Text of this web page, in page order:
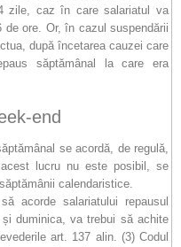
zile, caz în care salariatul va
de ore. Or, în cazul suspendării
după încetarea cauzei care
săptămânal la care era
end
se acordă, de regulă,
lucru nu este posibil, se
calendaristice.
acorde salariatului repausul
duminica, va trebui să achite
art. 137 alin. (3) Codul